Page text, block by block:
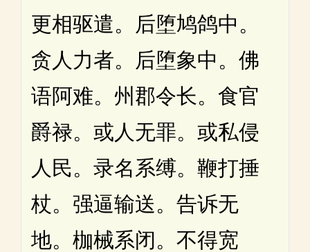
更相驱遣。后堕鸠鸽中。
贪人力者。后堕象中。佛
语阿难。州郡令长。食官
爵禄。或人无罪。或私侵
人民。录名系缚。鞭打捶
杖。强逼输送。告诉无
地。枷械系闭。不得宽